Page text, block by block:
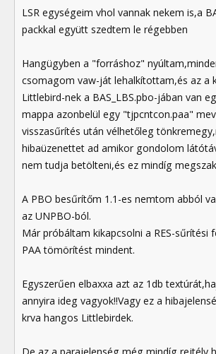
LSR egységeim vhol vannak nekem is,a
packkal együtt szedtem le régebben
Hangügyben a "forráshoz"
csomagom vaw-ját lehalkítottam,és az a
Littlebird-nek a BAS_LBS.pbo-jában van
mappa azonbelül egy "tjpcntcon.paa"
visszasűrítés után vélhetőleg
hibaüzenettet ad amikor gondolom
nem tudja betölteni,és ez mindíg
A PBO besűrítőm 1.1-es nemtom abból
az UNPBO-ból.
Már próbáltam kikapcsolni a RES-sűrítési
PAA tömörítést mindent.
Egyszerűen elbaxxa azt az 1db
annyira ideg vagyok!!Vagy ez a
krva hangos Littlebirdek.